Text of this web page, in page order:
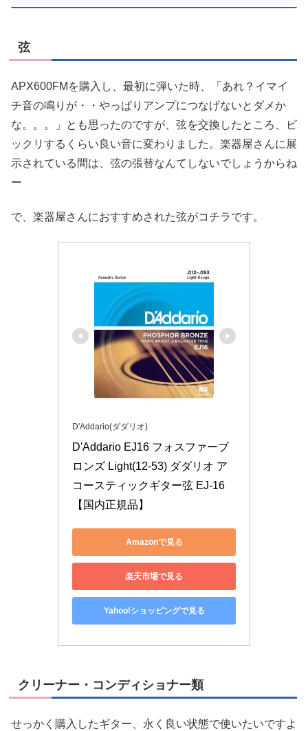
弦
APX600FMを購入し、最初に弾いた時、「あれ？イマイ
チ音の鳴りが・・やっぱりアンプにつなげないとダメか
な。。。」とも思ったのですが、弦を交換したところ、ビ
ックリするくらい良い音に変わりました。楽器屋さんに展
示されている間は、弦の張替なんてしないでしょうからね
ー
で、楽器屋さんにおすすめされた弦がコチラです。
D'Addario(ダダリオ)
D'Addario EJ16 フォスファーブ
ロンズ Light(12-53) ダダリオ ア
コースティックギター弦 EJ-16
【国内正規品】
Amazonで見る
楽天市場で見る
Yahoo!ショッピングで見る
クリーナー・コンディショナー類
せっかく購入したギター、永く良い状態で使いたいですよ